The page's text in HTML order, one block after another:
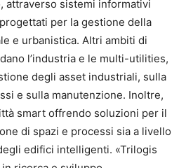
attraverso sistemi informativi
per la gestione della
e urbanistica. Altri ambiti di
l’industria e le multi-utilities,
degli asset industriali, sulla
e sulla manutenzione. Inoltre,
smart offrendo soluzioni per il
di spazi e processi sia a livello
edifici intelligenti. «Trilogis